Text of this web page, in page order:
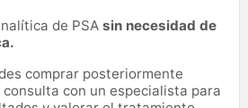
de PSA sin necesidad de
comprar posteriormente
consulta con un especialista para